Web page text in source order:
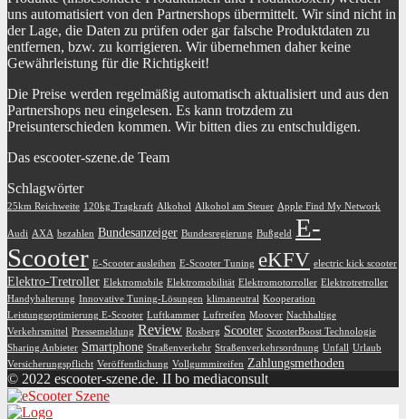
uns automatisiert von den Partnershops übermittelt. Wir sind nicht in
der Lage, die Daten zu prüfen oder gar falsche Produktdaten zu
entfernen, bzw. zu korrigieren. Wir übernehmen daher keine
Gewährleistung für die Richtigkeit!
Die Preise werden regelmäßig automatisch aktualisiert und aus den
Partnershops neu eingelesen. Es kann trotzdem zu
Preisunterschieden kommen. Wir bitten dies zu entschuldigen.
Das escooter-szene.de Team
Schlagwörter
25km Reichweite 120kg Tragkraft Alkohol Alkohol am Steuer Apple Find My Network
Audi AXA bezahlen Bundesanzeiger Bundesregierung Bußgeld E-
Scooter E-Scooter ausleihen E-Scooter Tuning eKFV electric kick scooter
Elektro-Tretroller Elektromobile Elektromobilität Elektromotorroller Elektrotretroller
Handyhalterung Innovative Tuning-Lösungen klimaneutral Kooperation
Leistungsoptimierung E-Scooter Luftkammer Luftreifen Moover Nachhaltige
Verkehrsmittel Pressemeldung Review Rosberg Scooter ScooterBoost Technologie
Sharing Anbieter Smartphone Straßenverkehr Straßenverkehrsordnung Unfall Urlaub
Versicherungspflicht Veröffentlichung Vollgummireifen Zahlungsmethoden
© 2022 escooter-szene.de. II bo mediaconsult